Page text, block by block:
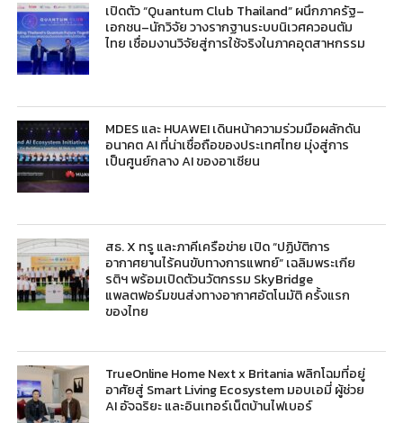
เปิดตัว “Quantum Club Thailand” ผนึกภาครัฐ–
เอกชน–นักวิจัย วางรากฐานระบบนิเวศควอนตัม
ไทย เชื่อมงานวิจัยสู่การใช้จริงในภาคอุตสาหกรรม
MDES และ HUAWEI เดินหน้าความร่วมมือผลักดัน
อนาคต AI ที่น่าเชื่อถือของประเทศไทย มุ่งสู่การ
เป็นศูนย์กลาง AI ของอาเซียน
สธ. X ทรู และภาคีเครือข่าย เปิด “ปฏิบัติการ
อากาศยานไร้คนขับทางการแพทย์” เฉลิมพระเกีย
รติฯ พร้อมเปิดตัวนวัตกรรม SkyBridge
แพลตฟอร์มขนส่งทางอากาศอัตโนมัติ ครั้งแรก
ของไทย
TrueOnline Home Next x Britania พลิกโฉมที่อยู่
อาศัยสู่ Smart Living Ecosystem มอบเอมี่ ผู้ช่วย
AI อัจฉริยะ และอินเทอร์เน็ตบ้านไฟเบอร์